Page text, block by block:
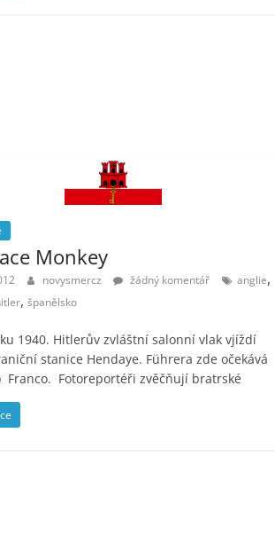
Monkey
novysmercz žádný komentář anglie,
,španělsko
1940. Hitlerův zvláštní salonní vlak vjíždí
stanice Hendaye. Führera zde očekává
Franco. Fotoreportéři zvěčňují bratrské